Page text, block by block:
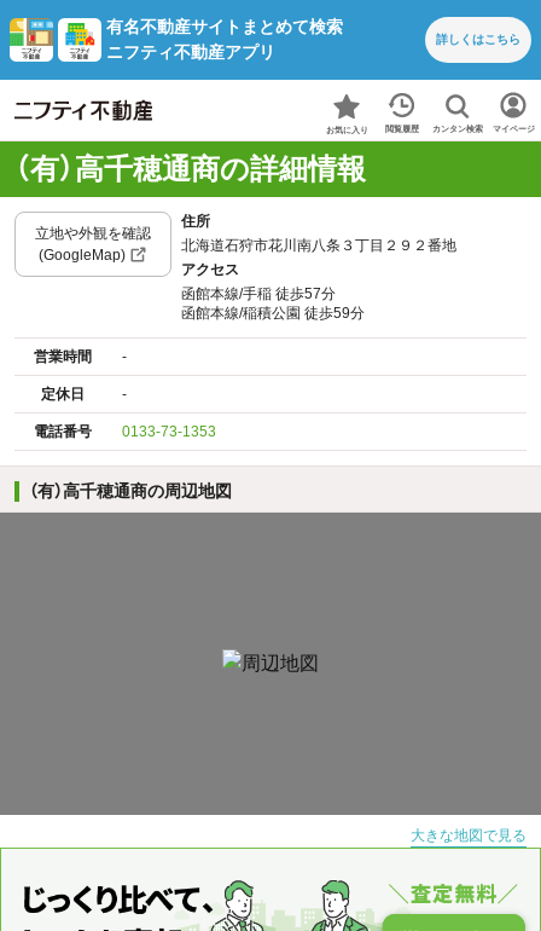
有名不動産サイトまとめて検索
ニフティ不動産アプリ
詳しくはこちら
お気に入り 閲覧履歴 カンタン検索 マイページ
（有）高千穂通商の詳細情報
立地や外観を確認
(GoogleMap)
住所
北海道石狩市花川南八条３丁目２９２番地
アクセス
函館本線/手稲 徒歩57分
函館本線/稲積公園 徒歩59分
営業時間 -
定休日 -
電話番号 0133-73-1353
（有）高千穂通商の周辺地図
大きな地図で見る